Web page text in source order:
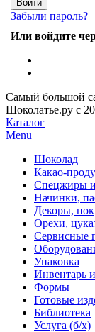
Забыли пароль?
Или войдите
Самый большой
Шоколатье.ру с
Каталог
Menu
Шоколад
Какао-
Спецжиры и
Начинки,
Декоры,
Орехи,
Сервисные
Упаковка
Инвентарь
Формы
Готовые
Библиотека
Услуга (б/х)